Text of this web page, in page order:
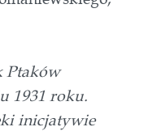
Ptaków
1931 roku.
inicjatywie